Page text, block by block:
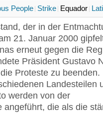
People Strike Equador
der in der
21. Januar 2000
erneut gegen die
Präsident Gustavo
Proteste zu beenden.
Landesteilen
werden von der
angeführt, die als die